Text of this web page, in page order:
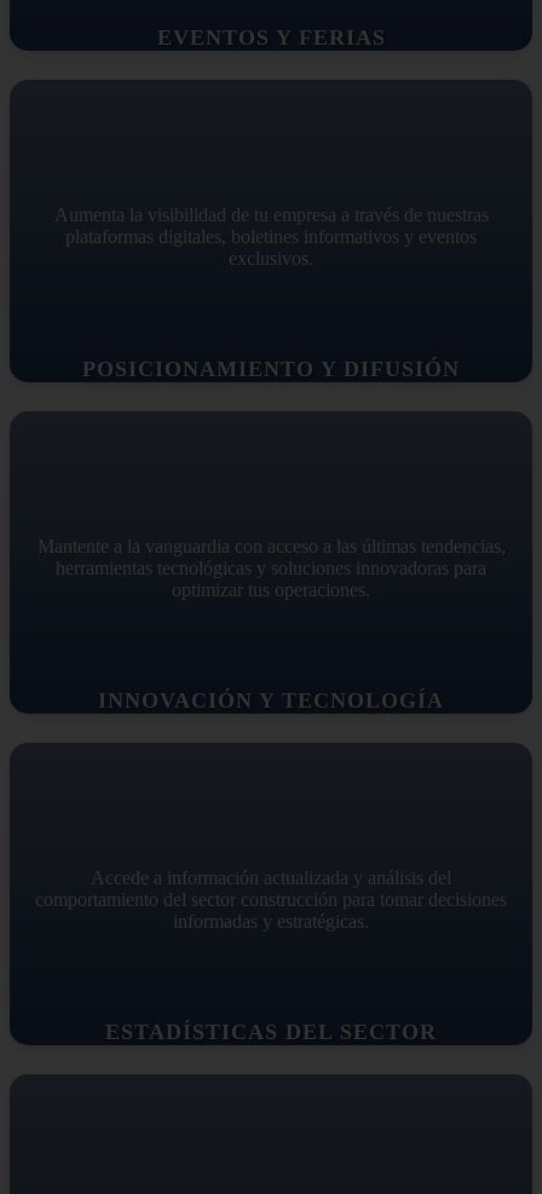
EVENTOS Y FERIAS
POSICIONAMIENTO Y DIFUSIÓN
Aumenta la visibilidad de tu empresa a través de nuestras
plataformas digitales, boletines informativos y eventos
exclusivos.
INNOVACIÓN Y TECNOLOGÍA
Mantente a la vanguardia con acceso a las últimas tendencias,
herramientas tecnológicas y soluciones innovadoras para
optimizar tus operaciones.
ESTADÍSTICAS DEL SECTOR
Accede a información actualizada y análisis del
comportamiento del sector construcción para tomar decisiones
informadas y estratégicas.